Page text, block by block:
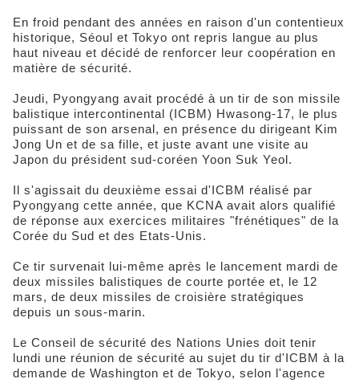
En froid pendant des années en raison d'un contentieux
historique, Séoul et Tokyo ont repris langue au plus
haut niveau et décidé de renforcer leur coopération en
matière de sécurité.
Jeudi, Pyongyang avait procédé à un tir de son missile
balistique intercontinental (ICBM) Hwasong-17, le plus
puissant de son arsenal, en présence du dirigeant Kim
Jong Un et de sa fille, et juste avant une visite au
Japon du président sud-coréen Yoon Suk Yeol.
Il s'agissait du deuxième essai d'ICBM réalisé par
Pyongyang cette année, que KCNA avait alors qualifié
de réponse aux exercices militaires "frénétiques" de la
Corée du Sud et des Etats-Unis.
Ce tir survenait lui-même après le lancement mardi de
deux missiles balistiques de courte portée et, le 12
mars, de deux missiles de croisière stratégiques
depuis un sous-marin.
Le Conseil de sécurité des Nations Unies doit tenir
lundi une réunion de sécurité au sujet du tir d'ICBM à la
demande de Washington et de Tokyo, selon l'agence